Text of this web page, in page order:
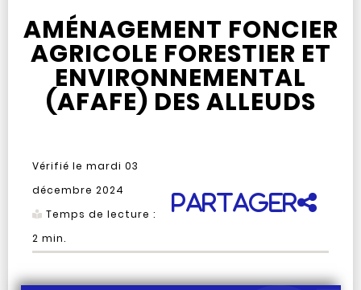
AMÉNAGEMENT FONCIER
AGRICOLE FORESTIER ET
ENVIRONNEMENTAL
(AFAFE) DES ALLEUDS
Vérifié le mardi 03
décembre 2024
Temps de lecture :
2 min.
Partager